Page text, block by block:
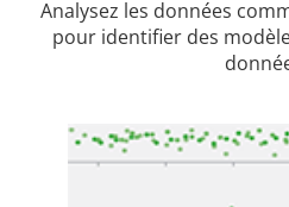
Analysez les données
pour identifier des